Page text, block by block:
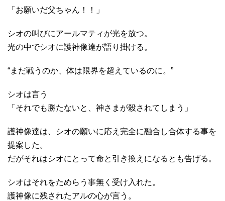
「お願いだ父ちゃん！！」
シオの叫びにアールマティが光を放つ。
光の中でシオに護神像達が語り掛ける。
“まだ戦うのか、体は限界を超えているのに。”
シオは言う
「それでも勝たないと、神さまが殺されてしまう」
護神像達は、シオの願いに応え完全に融合し合体する事を
提案した。
だがそれはシオにとって命と引き換えになるとも告げる。
シオはそれをためらう事無く受け入れた。
護神像に残されたアルの心が言う。